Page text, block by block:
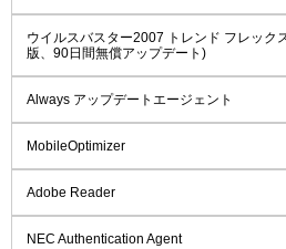
ウイルスバスター2007 トレンド フレック
版、90日間無償アップデート)
Always アップデートエージェント
MobileOptimizer
Adobe Reader
NEC Authentication Agent